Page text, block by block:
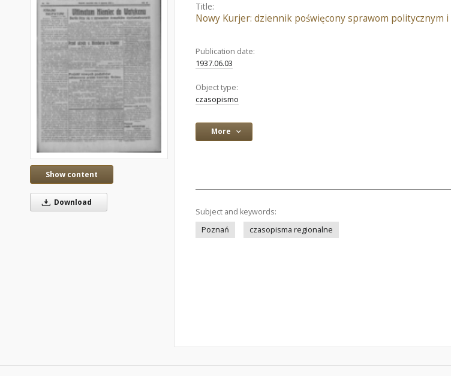
Show content
Download
Title:
Nowy Kurjer: dziennik poświęcony sprawom politycznym i
Publication date:
1937.06.03
Object type:
czasopismo
More
Subject and keywords:
Poznań
czasopisma regionalne